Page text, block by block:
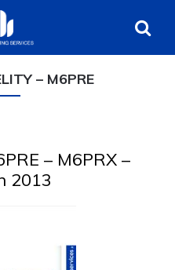
Audio
Marketing
Services
– M6PRE
– M6PRX –
2013